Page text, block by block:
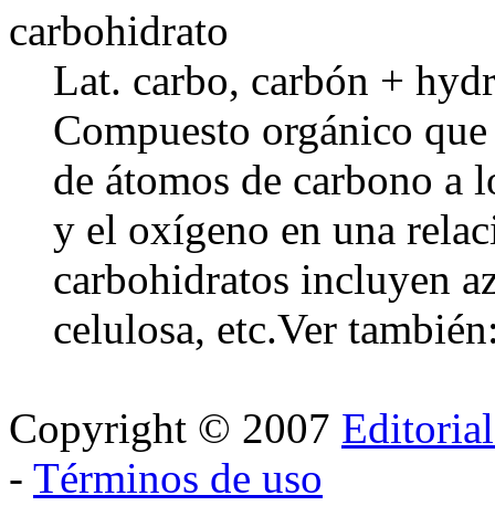
carbohidrato
Lat. carbo, carbón +
Compuesto orgánico
de átomos de carbono a
y el oxígeno en una
carbohidratos incluyen
celulosa, etc.Ver
Copyright © 2007
- Términos de uso